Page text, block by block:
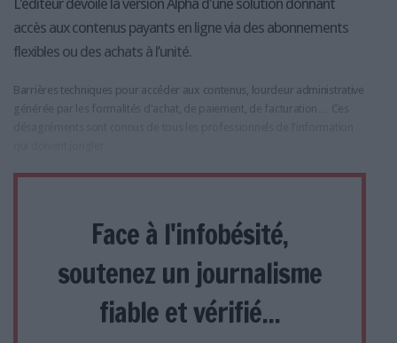
accès aux contenus payants en ligne via des abonnements
flexibles ou des achats à l’unité.
Barrières techniques pour accéder aux contenus, lourdeur administrative
générée par les formalités d'achat, de paiement, de facturation… Ces
Face à l'infobésité,
soutenez un journalisme
fiable et vérifié...